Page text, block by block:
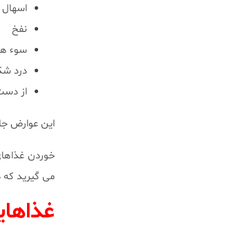
اسهال
نفخ
سوء
درد
از
این عوارض
خوردن
می گیرید که